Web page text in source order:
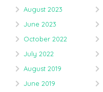
August 2023
June 2023
October 2022
July 2022
August 2019
June 2019